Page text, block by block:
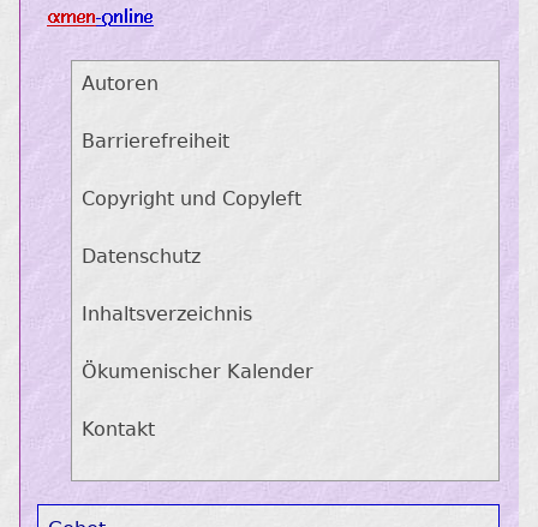
Autoren
Barrierefreiheit
Copyright und Copyleft
Datenschutz
Inhaltsverzeichnis
Ökumenischer Kalender
Kontakt